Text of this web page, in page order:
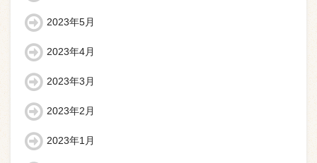
2023年5月
2023年4月
2023年3月
2023年2月
2023年1月